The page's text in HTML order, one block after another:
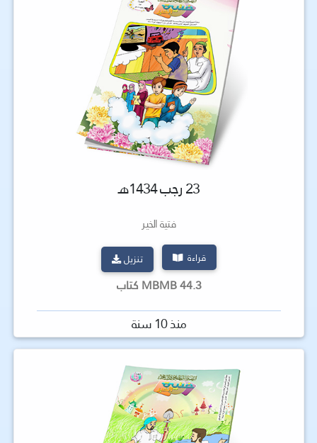
23 رجب 1434هـ
فتية الخير
قراءة تنزيل
44.3 MBMB كتاب
منذ 10 سنة